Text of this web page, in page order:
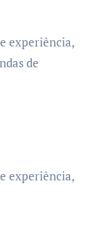
experiência,
de
experiência,